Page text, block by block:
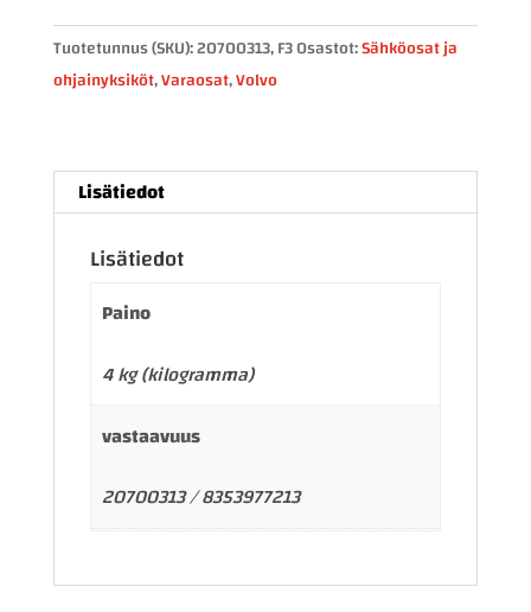
20700313
määrä
Tuotetunnus (SKU):20700313, F3Osastot:Sähköosat ja
ohjainyksiköt,Varaosat,Volvo
Lisätiedot
Lisätiedot
Paino
4 kg (kilogramma)
vastaavuus
20700313 / 8353977213